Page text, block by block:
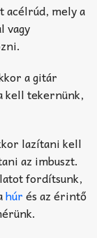
acélrúd, mely a
vagy
a gitár
kell tekernünk,
lazítani kell
az imbuszt.
fordítsunk,
húrés az érintő